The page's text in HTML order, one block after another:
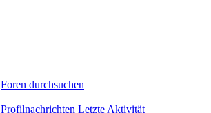
Foren durchsuchen
Profilnachrichten Letzte Aktivität